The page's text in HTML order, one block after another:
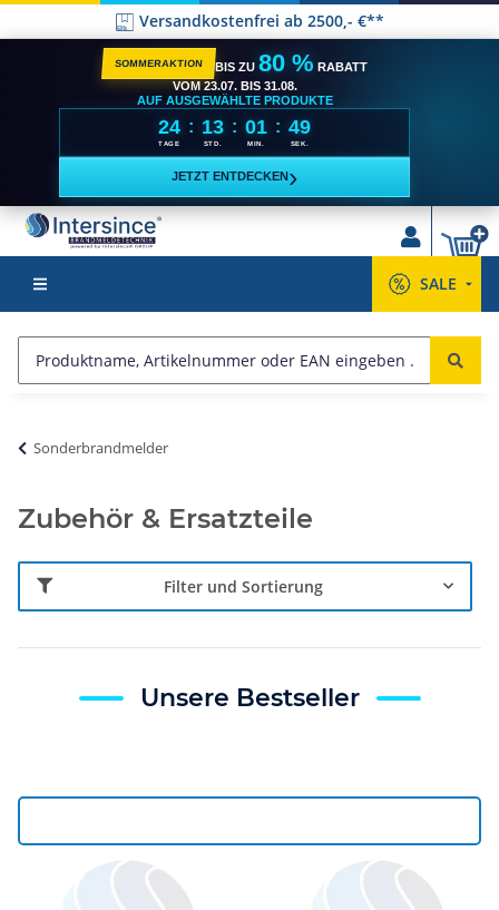
Versandkostenfrei ab 2500,- €**
SOMMERAKTION BIS ZU 80 % RABATT
VOM 23.07. BIS 31.08.
AUF AUSGEWÄHLTE PRODUKTE
24
TAGE
: 13
STD.
: 01
MIN.
: 48
SEK.
JETZT ENTDECKEN ›
SALE
Sonderbrandmelder
Zubehör & Ersatzteile
Filter und Sortierung
Unsere Bestseller